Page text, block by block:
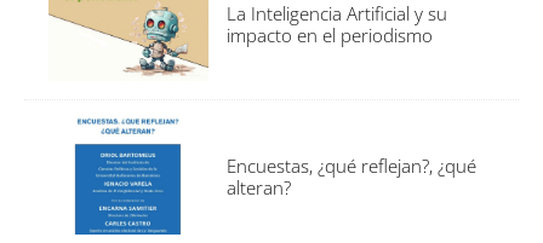
La Inteligencia Artificial y su
impacto en el periodismo
Encuestas, ¿qué reflejan?, ¿qué
alteran?